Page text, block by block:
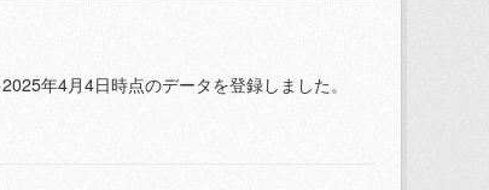
年4月4日時点のデータを登録しました。